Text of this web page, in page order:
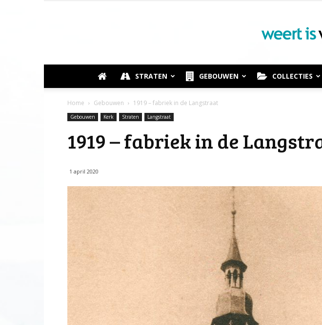
STRATEN GEBOUWEN COLLECTIES
Home Gebouwen 1919 – fabriek in de Langstraat
Gebouwen Kerk Straten Langstraat
1919 – fabriek in de
1 april 2020